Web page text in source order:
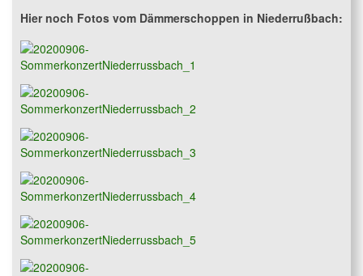
Hier noch Fotos vom Dämmerschoppen in Niederrußbach: